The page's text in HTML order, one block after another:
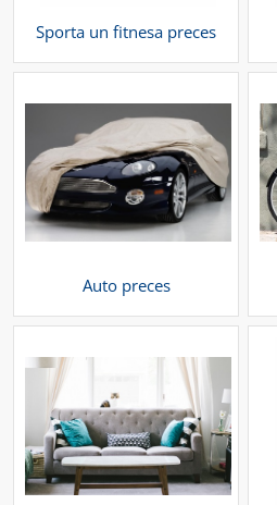
Sporta un fitnesa preces
Auto preces